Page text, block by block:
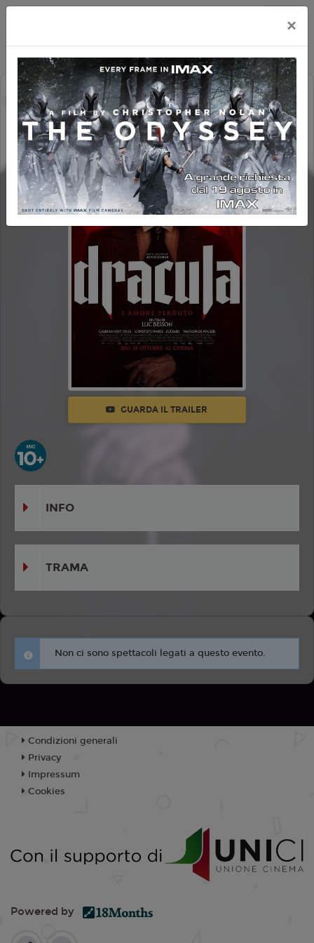
DRACULA - L'AMORE PERDUTO
(2H10')
FAMILY REV
GUARDA IL TRAILER
INFO
TRAMA
Non ci sono spettacoli legati a questo evento.
×
Condizioni generali
Privacy
Impressum
Cookies
Powered by